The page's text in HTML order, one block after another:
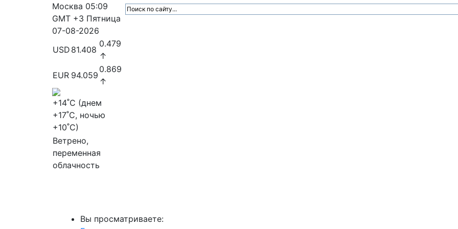
Москва 05:09
GMT +3 Пятница
07-08-2026
USD 81.408
0.479
↑
EUR 94.059
0.869
↑
+14˚C (днем
+17˚C, ночью
+10˚C)
Ветрено,
переменная
облачность
Вы просматриваете: